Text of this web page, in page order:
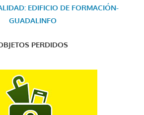
EDIFICIO DE FORMACIÓN-
GUADALINFO
PERDIDOS